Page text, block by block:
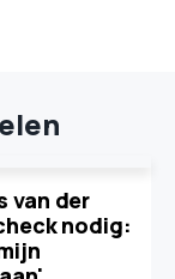
van der
nodig: